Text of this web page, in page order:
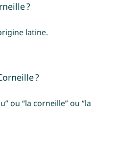
?
latine.
?
ou “la corneille” ou “la